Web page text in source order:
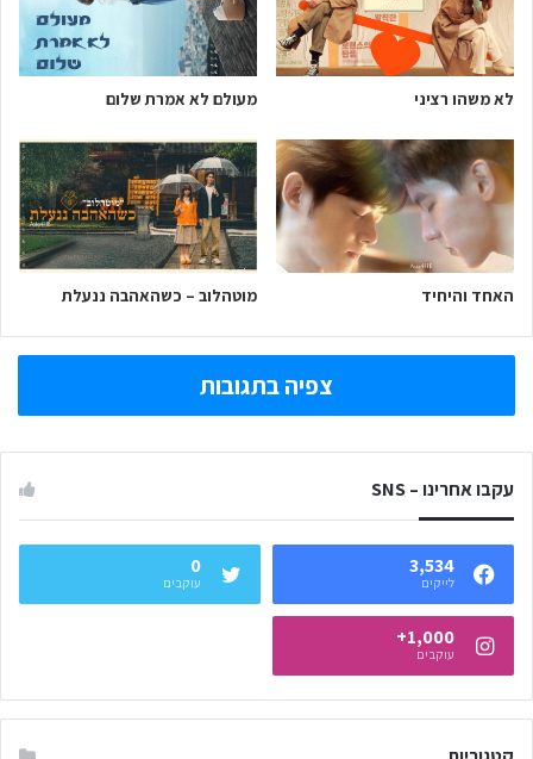
לא משהו רציני מעולם לא אמרת שלום
האחד והיחיד מוטהלוב – כשהאהבה ננעלת
צפיה בתגובות
עקבו אחרינו – SNS
3,534
לייקים
0
עוקבים
1,000+
עוקבים